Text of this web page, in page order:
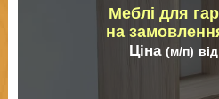
Меблі для
на
Ціна (м/п) від